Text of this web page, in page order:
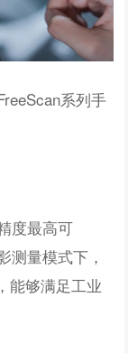
系列手
度最高可
测量模式下，
能够满足工业